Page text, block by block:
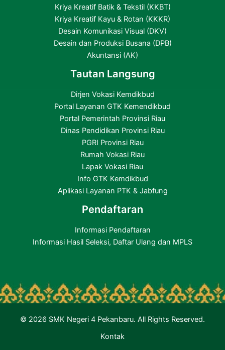
Kriya Kreatif Batik & Tekstil (KKBT)
Kriya Kreatif Kayu & Rotan (KKKR)
Desain Komunikasi Visual (DKV)
Desain dan Produksi Busana (DPB)
Akuntansi (AK)
Tautan Langsung
Dirjen Vokasi Kemdikbud
Portal Layanan GTK Kemendikbud
Portal Pemerintah Provinsi Riau
Dinas Pendidikan Provinsi Riau
PGRI Provinsi Riau
Rumah Vokasi Riau
Lapak Vokasi Riau
Info GTK Kemdikbud
Aplikasi Layanan PTK & Jabfung
Pendaftaran
Informasi Pendaftaran
Informasi Hasil Seleksi, Daftar Ulang dan MPLS
© 2026 SMK Negeri 4 Pekanbaru. All Rights Reserved.
Kontak